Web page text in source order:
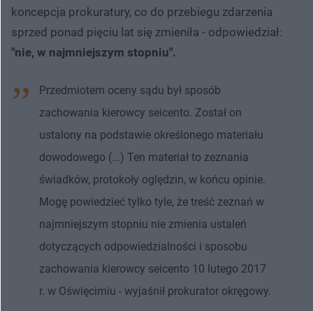
koncepcja prokuratury, co do przebiegu zdarzenia
sprzed ponad pięciu lat się zmieniła - odpowiedział:
"nie, w najmniejszym stopniu".
Przedmiotem oceny sądu był sposób
zachowania kierowcy seicento. Został on
ustalony na podstawie określonego materiału
dowodowego (...) Ten materiał to zeznania
świadków, protokoły oględzin, w końcu opinie.
Mogę powiedzieć tylko tyle, że treść zeznań w
najmniejszym stopniu nie zmienia ustaleń
dotyczących odpowiedzialności i sposobu
zachowania kierowcy seicento 10 lutego 2017
r. w Oświęcimiu - wyjaśnił prokurator okręgowy.